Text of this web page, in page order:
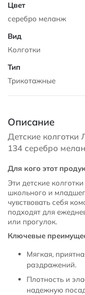
серебро меланж
Колготки
Трикотажные
Описание
Детские
134 серебро
Для кого этот
Эти детские
школьного и
чувствовать себя
подходят для
или прогулок.
Ключевые
Мягкая,
раздражений.
Плотность и
надежную